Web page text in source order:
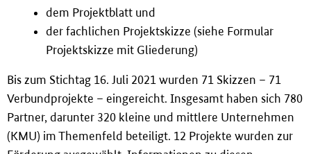
dem Projektblatt und
der fachlichen Projektskizze (siehe Formular
Projektskizze mit Gliederung)
Bis zum Stichtag 16. Juli 2021 wurden 71 Skizzen – 71
Verbundprojekte – eingereicht. Insgesamt haben sich 780
Partner, darunter 320 kleine und mittlere Unternehmen
(KMU) im Themenfeld beteiligt. 12 Projekte wurden zur